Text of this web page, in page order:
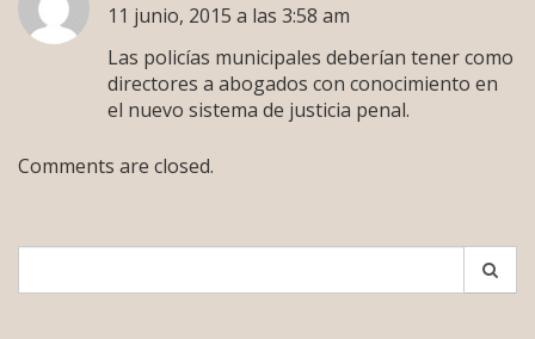
11 junio, 2015 a las 3:58 am
Las policías municipales deberían tener como
directores a abogados con conocimiento en
el nuevo sistema de justicia penal.
Comments are closed.